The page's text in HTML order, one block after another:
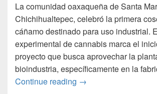
La comunidad oaxaqueña de Santa
Chichihualtepec, celebró la primera
cáñamo destinado para uso industrial.
experimental de cannabis marca el
proyecto que busca aprovechar la
bioindustria, específicamente en la
Continue reading En Oaxaca levantan
→